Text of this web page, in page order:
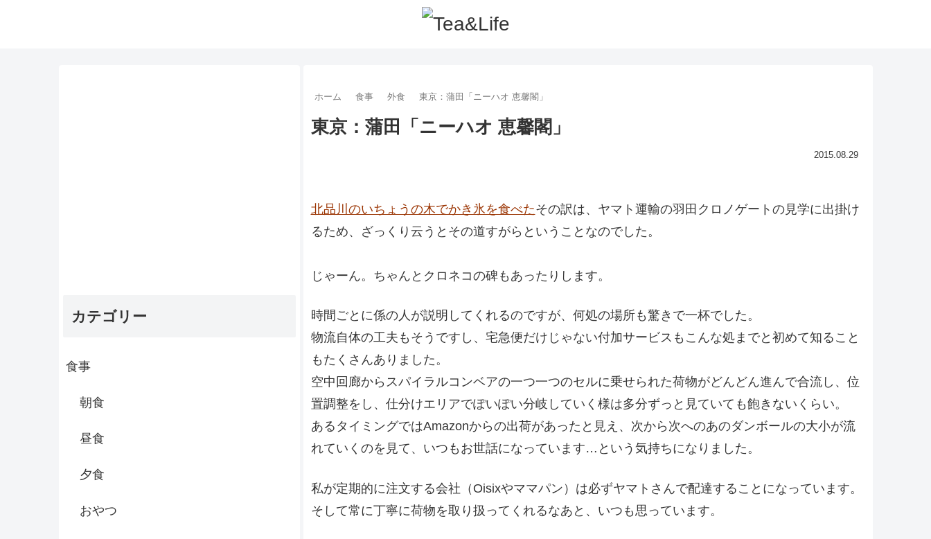
ホーム 食事 外食 東京：蒲田「ニーハオ 恵馨閣」
東京：蒲田「ニーハオ 恵馨閣」
2015.08.29
北品川のいちょうの木でかき氷を食べたその訳は、ヤマト運輸の羽田クロノゲートの見学に出掛け
るため、ざっくり云うとその道すがらということなのでした。
じゃーん。ちゃんとクロネコの碑もあったりします。
時間ごとに係の人が説明してくれるのですが、何処の場所も驚きで一杯でした。
物流自体の工夫もそうですし、宅急便だけじゃない付加サービスもこんな処までと初めて知ること
もたくさんありました。
空中回廊からスパイラルコンベアの一つ一つのセルに乗せられた荷物がどんどん進んで合流し、位
置調整をし、仕分けエリアでぽいぽい分岐していく様は多分ずっと見ていても飽きないくらい。
あるタイミングではAmazonからの出荷があったと見え、次から次へのあのダンボールの大小が流
れていくのを見て、いつもお世話になっています…という気持ちになりました。
私が定期的に注文する会社（Oisixやママパン）は必ずヤマトさんで配達することになっています。
そして常に丁寧に荷物を取り扱ってくれるなあと、いつも思っています。
カテゴリー
食事
朝食
昼食
夕食
おやつ